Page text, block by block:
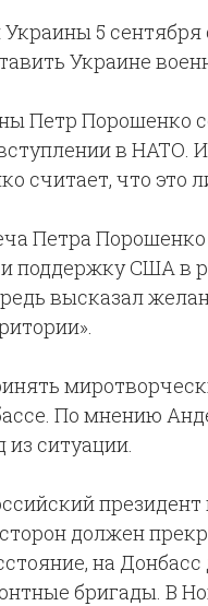
5
Украине
Петр Порошенко
в НАТО.
считает, что это
Петра
поддержку США в
высказал
По мнению
ситуации.
президент
должен
на
бригады. В